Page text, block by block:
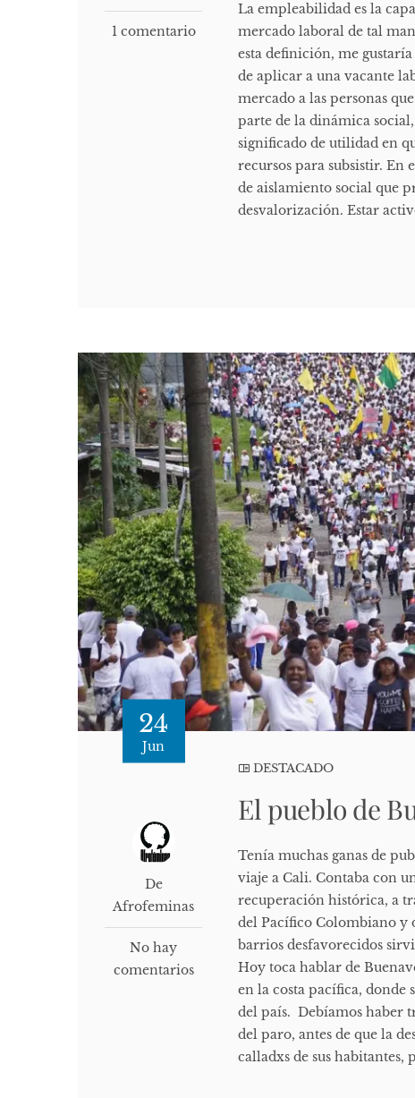
1 comentario
La empleabilidad es la
mercado laboral de tal
esta definición, me
de aplicar a una vacante
mercado a las personas
parte de la dinámica
significado de utilidad en
recursos para subsistir. En
de aislamiento social que
desvalorización. Estar
24
Jun
De
Afrofeminas
No hay
comentarios
DESTACADO
El pueblo de
Tenía muchas ganas de
viaje a Cali. Contaba con
recuperación histórica, a
del Pacífico Colombiano y
barrios desfavorecidos
Hoy toca hablar de
en la costa pacífica, donde
del país. Debíamos haber
del paro, antes de que la
calladxs de sus habitantes,